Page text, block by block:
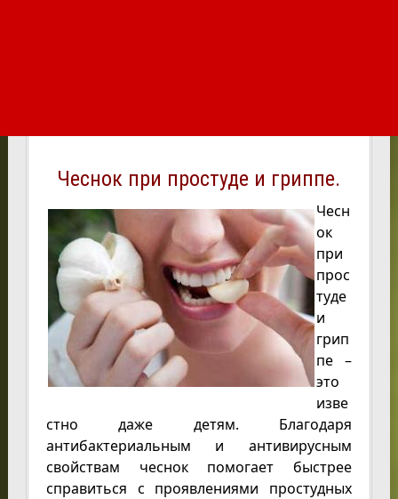
Чеснок при простуде и гриппе.
Чесн
ок
при
прос
туде
и
грип
пе –
это
изве
стно даже детям. Благодаря
антибактериальным и антивирусным
свойствам чеснок помогает быстрее
справиться с проявлениями простудных